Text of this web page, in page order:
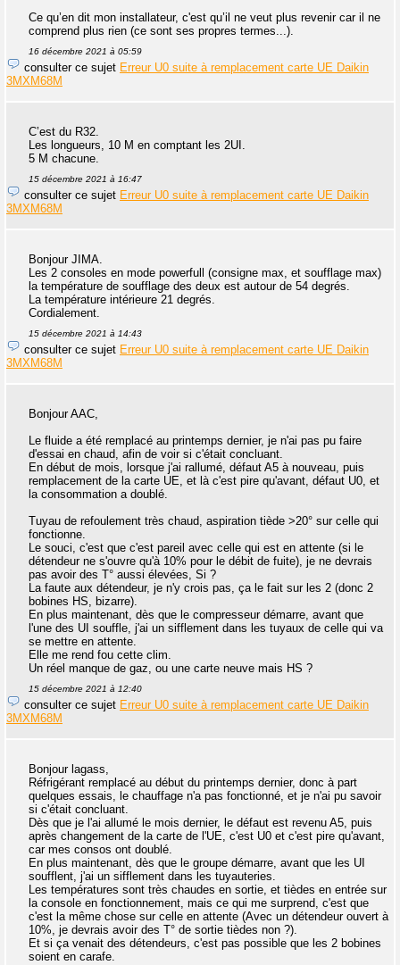
Ce qu’en dit mon installateur, c'est qu’il ne veut plus revenir car il ne
comprend plus rien (ce sont ses propres termes...).
16 décembre 2021 à 05:59
consulter ce sujet Erreur U0 suite à remplacement carte UE Daikin
3MXM68M
C’est du R32.
Les longueurs, 10 M en comptant les 2UI.
5 M chacune.
15 décembre 2021 à 16:47
consulter ce sujet Erreur U0 suite à remplacement carte UE Daikin
3MXM68M
Bonjour JIMA.
Les 2 consoles en mode powerfull (consigne max, et soufflage max)
la température de soufflage des deux est autour de 54 degrés.
La température intérieure 21 degrés.
Cordialement.
15 décembre 2021 à 14:43
consulter ce sujet Erreur U0 suite à remplacement carte UE Daikin
3MXM68M
Bonjour AAC,
Le fluide a été remplacé au printemps dernier, je n'ai pas pu faire
d'essai en chaud, afin de voir si c'était concluant.
En début de mois, lorsque j'ai rallumé, défaut A5 à nouveau, puis
remplacement de la carte UE, et là c'est pire qu'avant, défaut U0, et
la consommation a doublé.
Tuyau de refoulement très chaud, aspiration tiède >20° sur celle qui
fonctionne.
Le souci, c'est que c'est pareil avec celle qui est en attente (si le
détendeur ne s'ouvre qu'à 10% pour le débit de fuite), je ne devrais
pas avoir des T° aussi élevées, Si ?
La faute aux détendeur, je n'y crois pas, ça le fait sur les 2 (donc 2
bobines HS, bizarre).
En plus maintenant, dès que le compresseur démarre, avant que
l'une des UI souffle, j'ai un sifflement dans les tuyaux de celle qui va
se mettre en attente.
Elle me rend fou cette clim.
Un réel manque de gaz, ou une carte neuve mais HS ?
15 décembre 2021 à 12:40
consulter ce sujet Erreur U0 suite à remplacement carte UE Daikin
3MXM68M
Bonjour lagass,
Réfrigérant remplacé au début du printemps dernier, donc à part
quelques essais, le chauffage n'a pas fonctionné, et je n'ai pu savoir
si c'était concluant.
Dès que je l'ai allumé le mois dernier, le défaut est revenu A5, puis
après changement de la carte de l'UE, c'est U0 et c'est pire qu'avant,
car mes consos ont doublé.
En plus maintenant, dès que le groupe démarre, avant que les UI
soufflent, j'ai un sifflement dans les tuyauteries.
Les températures sont très chaudes en sortie, et tièdes en entrée sur
la console en fonctionnement, mais ce qui me surprend, c'est que
c'est la même chose sur celle en attente (Avec un détendeur ouvert à
10%, je devrais avoir des T° de sortie tièdes non ?).
Et si ça venait des détendeurs, c'est pas possible que les 2 bobines
soient en carafe.